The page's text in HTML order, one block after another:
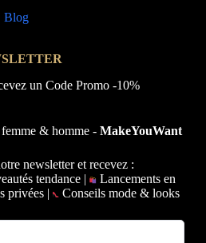
Blog
un Code Promo -10%
femme & homme -MakeYouWant
newsletter et recevez :
tendance |
Lancements en
privées | Conseils mode & looks